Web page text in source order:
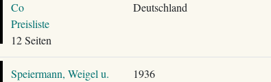
Co
Preisliste
12 Seiten
Deutschland
Speiermann, Weigel u.
1936